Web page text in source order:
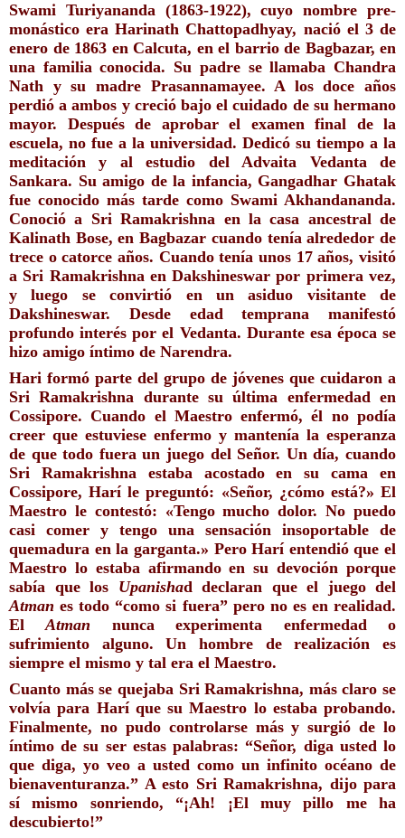
Swami Turiyananda (1863-1922), cuyo nombre pre-
monástico era Harinath Chattopadhyay, nació el 3 de
enero de 1863 en Calcuta, en el barrio de Bagbazar, en
una familia conocida. Su padre se llamaba Chandra
Nath y su madre Prasannamayee. A los doce años
perdió a ambos y creció bajo el cuidado de su hermano
mayor. Después de aprobar el examen final de la
escuela, no fue a la universidad. Dedicó su tiempo a la
meditación y al estudio del Advaita Vedanta de
Sankara. Su amigo de la infancia, Gangadhar Ghatak
fue conocido más tarde como Swami Akhandananda.
Conoció a Sri Ramakrishna en la casa ancestral de
Kalinath Bose, en Bagbazar cuando tenía alrededor de
trece o catorce años. Cuando tenía unos 17 años, visitó
a Sri Ramakrishna en Dakshineswar por primera vez,
y luego se convirtió en un asiduo visitante de
Dakshineswar. Desde edad temprana manifestó
profundo interés por el Vedanta. Durante esa época se
hizo amigo íntimo de Narendra.
Hari formó parte del grupo de jóvenes que cuidaron a
Sri Ramakrishna durante su última enfermedad en
Cossipore. Cuando el Maestro enfermó, él no podía
creer que estuviese enfermo y mantenía la esperanza
de que todo fuera un juego del Señor. Un día, cuando
Sri Ramakrishna estaba acostado en su cama en
Cossipore, Harí le preguntó: «Señor, ¿cómo está?» El
Maestro le contestó: «Tengo mucho dolor. No puedo
casi comer y tengo una sensación insoportable de
quemadura en la garganta.» Pero Harí entendió que el
Maestro lo estaba afirmando en su devoción porque
sabía que los Upanisha
Atman es todo “como si fuera” pero no es en realidad.
El Atman nunca experimenta enfermedad o
sufrimiento alguno. Un hombre de realización es
siempre el mismo y tal era el Maestro.
Cuanto más se quejaba Sri Ramakrishna, más claro se
volvía para Harí que su Maestro lo estaba probando.
Finalmente, no pudo controlarse más y surgió de lo
íntimo de su ser estas palabras: “Señor, diga usted lo
que diga, yo veo a usted como un infinito océano de
bienaventuranza.” A esto Sri Ramakrishna, dijo para
sí mismo sonriendo, “¡Ah! ¡El muy pillo me ha
descubierto!”